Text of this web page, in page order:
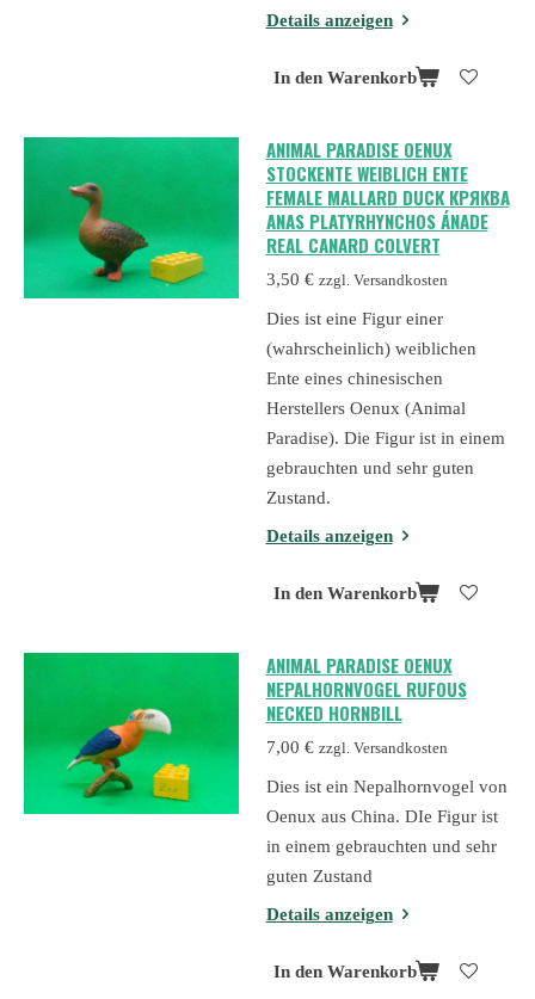
Details anzeigen
In den Warenkorb
ANIMAL PARADISE OENUX
STOCKENTE WEIBLICH ENTE
FEMALE MALLARD DUCK КРЯКВА
ANAS PLATYRHYNCHOS ÁNADE
REAL CANARD COLVERT
3,50 € zzgl. Versandkosten
Dies ist eine Figur einer
(wahrscheinlich) weiblichen
Ente eines chinesischen
Herstellers Oenux (Animal
Paradise). Die Figur ist in einem
gebrauchten und sehr guten
Zustand.
Details anzeigen
In den Warenkorb
ANIMAL PARADISE OENUX
NEPALHORNVOGEL RUFOUS
NECKED HORNBILL
7,00 € zzgl. Versandkosten
Dies ist ein Nepalhornvogel von
Oenux aus China. DIe Figur ist
in einem gebrauchten und sehr
guten Zustand
Details anzeigen
In den Warenkorb